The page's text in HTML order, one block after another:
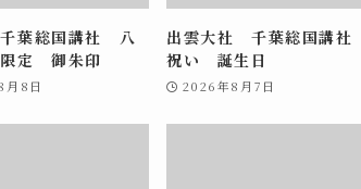
葉総国講社 八
定 御朱印
8日
出雲大社 千葉総国講
祝い 誕生日
2026年8月7日